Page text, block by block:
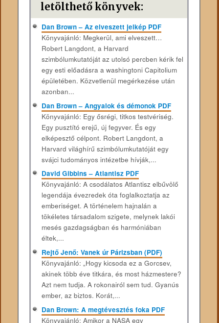
letölthető könyvek:
Dan Brown – Az elveszett jelkép PDF
Könyvajánló: Megkerül, ami elveszett…
Robert Langdont, a Harvard
szimbólumkutatóját az utolsó percben kérik fel
egy esti előadásra a washingtoni Capitolium
épületében. Közvetlenül megérkezése után
azonban...
Dan Brown – Angyalok és démonok PDF
Könyvajánló: Egy ősrégi, titkos testvériség.
Egy pusztító erejű, új fegyver. És egy
elképesztő célpont. Robert Langdont, a
Harvard világhírű szimbólumkutatóját egy
svájci tudományos intézetbe hívják,...
David Gibbins – Atlantisz PDF
Könyvajánló: A csodálatos Atlantisz elbűvölő
legendája évezredek óta foglalkoztatja az
emberiséget. A történelem hajnalán a
tökéletes társadalom szigete, melynek lakói
mesés gazdagságban és harmóniában
éltek,...
Rejtő Jenő: Vanek úr Párizsban (PDF)
Könyvajánló: „Hogy kicsoda ez a Gorcsev,
akinek több éve titkára, és most házmestere?
Azt nem tudja. A rokonairól sem tud. Gyanús
ember, az biztos. Korát,...
Dan Brown: A megtévesztés foka PDF
Könyvajánló: Amikor a NASA egy